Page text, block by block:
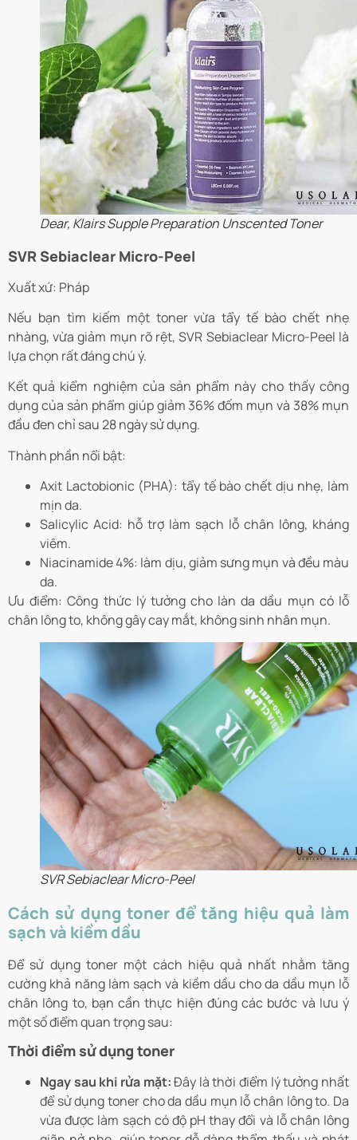
Dear, Klairs Supple Preparation Unscented Toner
SVR Sebiaclear Micro-Peel
Xuất xứ: Pháp
Nếu bạn tìm kiếm một toner vừa tẩy tế bào chết nhẹ
nhàng, vừa giảm mụn rõ rệt, SVR Sebiaclear Micro-Peel là
lựa chọn rất đáng chú ý.
Kết quả kiểm nghiệm của sản phẩm này cho thấy công
dụng của sản phẩm giúp giảm 36% đốm mụn và 38% mụn
đầu đen chỉ sau 28 ngày sử dụng.
Thành phần nổi bật:
Axit Lactobionic (PHA): tẩy tế bào chết dịu nhẹ, làm
mịn da.
Salicylic Acid: hỗ trợ làm sạch lỗ chân lông, kháng
viêm.
Niacinamide 4%: làm dịu, giảm sưng mụn và đều màu
da.
Ưu điểm: Công thức lý tưởng cho làn da dầu mụn có lỗ
chân lông to, không gây cay mắt, không sinh nhân mụn.
SVR Sebiaclear Micro-Peel
Cách sử dụng toner để tăng hiệu quả làm
sạch và kiềm dầu
Để sử dụng toner một cách hiệu quả nhất nhằm tăng
cường khả năng làm sạch và kiềm dầu cho da dầu mụn lỗ
chân lông to, bạn cần thực hiện đúng các bước và lưu ý
một số điểm quan trọng sau:
Thời điểm sử dụng toner
Ngay sau khi rửa mặt:Đây là thời điểm lý tưởng nhất
để sử dụng toner cho da dầu mụn lỗ chân lông to. Da
vừa được làm sạch có độ pH thay đổi và lỗ chân lông